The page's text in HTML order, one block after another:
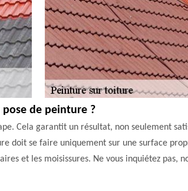
de peinture ?
Cela garantit un résultat, non seulement
doit se faire uniquement sur une surface
et les moisissures. Ne vous inquiétez pas,